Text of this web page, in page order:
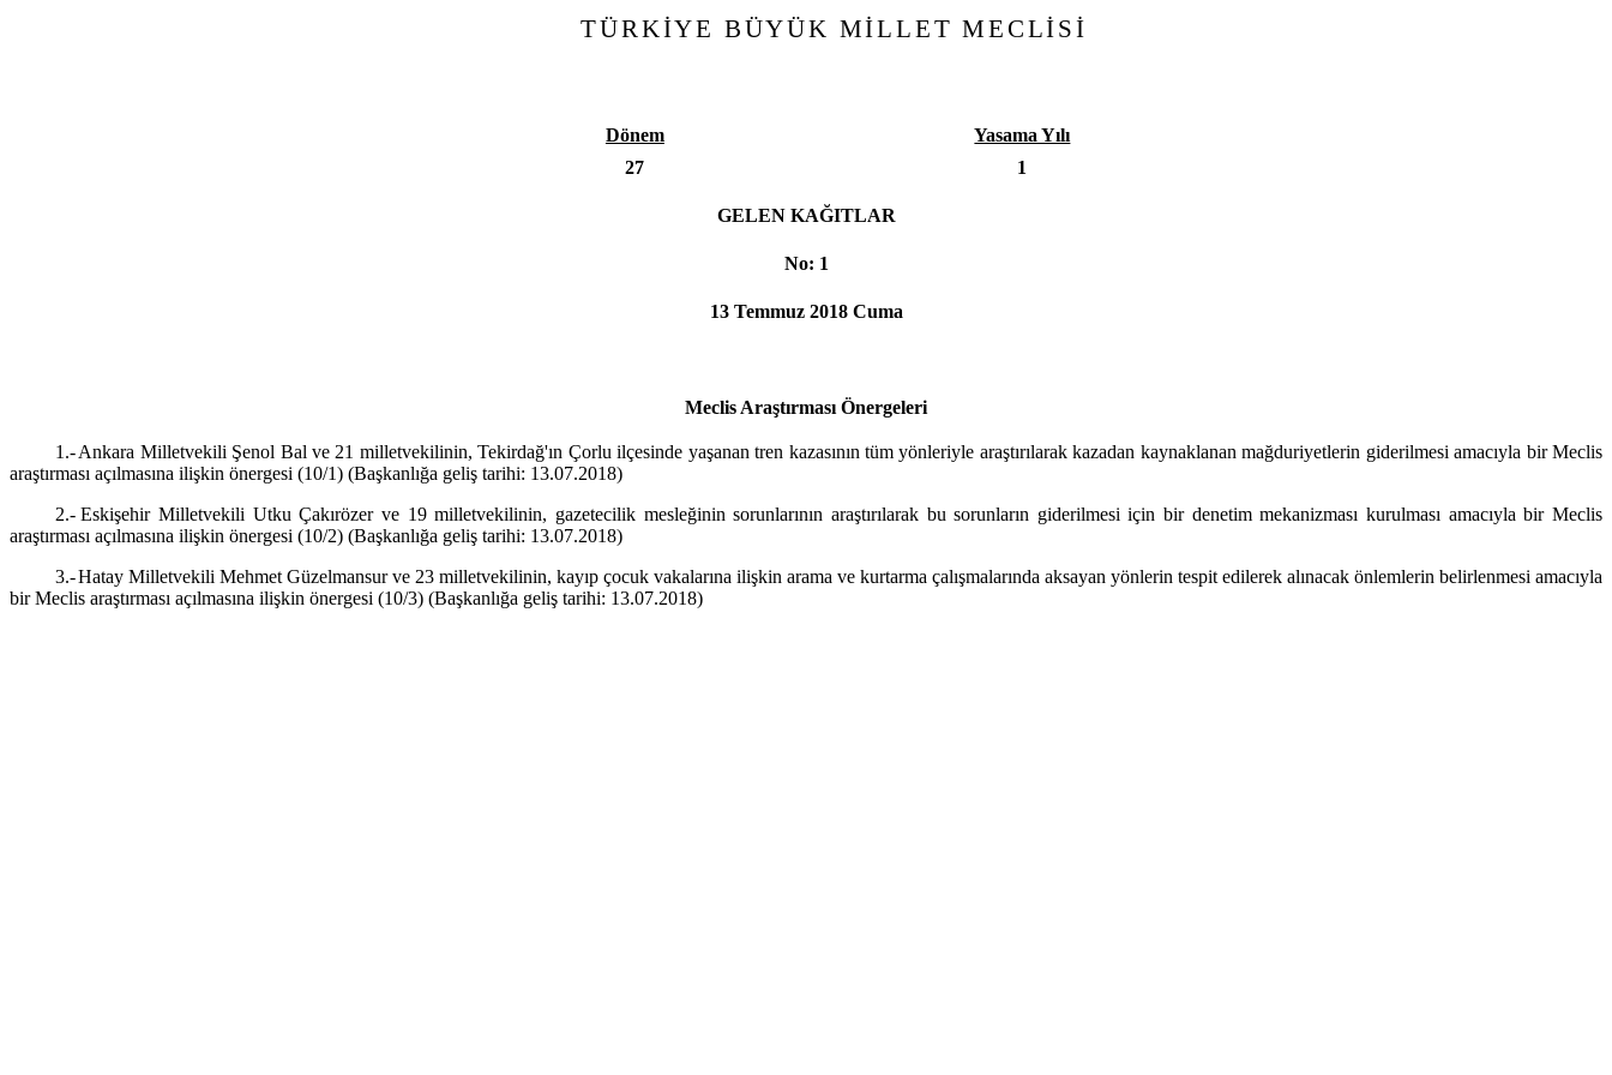
TÜRKİYE BÜYÜK MİLLET MECLİSİ
Dönem
Yasama Yılı
27
1
GELEN KAĞITLAR
No: 1
13 Temmuz 2018 Cuma
Meclis Araştırması Önergeleri
1.-Ankara Milletvekili Şenol Bal ve 21 milletvekilinin, Tekirdağ'ın Çorlu ilçesinde yaşanan tren kazasının tüm yönleriyle araştırılarak kazadan kaynaklanan mağduriyetlerin giderilmesi amacıyla bir Meclis
araştırması açılmasına ilişkin önergesi (10/1) (Başkanlığa geliş tarihi: 13.07.2018)
2.- Eskişehir Milletvekili Utku Çakırözer ve 19 milletvekilinin, gazetecilik mesleğinin sorunlarının araştırılarak bu sorunların giderilmesi için bir denetim mekanizması kurulması amacıyla bir Meclis
araştırması açılmasına ilişkin önergesi (10/2) (Başkanlığa geliş tarihi: 13.07.2018)
3.-Hatay Milletvekili Mehmet Güzelmansur ve 23 milletvekilinin, kayıp çocuk vakalarına ilişkin arama ve kurtarma çalışmalarında aksayan yönlerin tespit edilerek alınacak önlemlerin belirlenmesi amacıyla
bir Meclis araştırması açılmasına ilişkin önergesi (10/3) (Başkanlığa geliş tarihi: 13.07.2018)